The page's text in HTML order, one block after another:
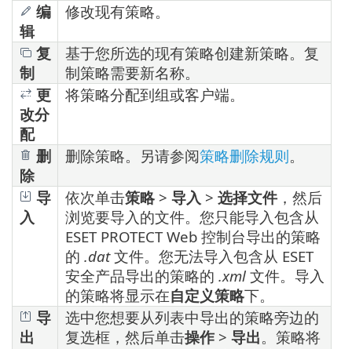
编
辑
修改现有策略。
复
制
基于您所选的现有策略创建新策略。复
制策略需要新名称。
更
改分
配
将策略分配到组或客户端。
删
除
删除策略。另请参阅策略删除规则。
导
入
依次单击策略 > 导入 > 选择文件 ，然后
浏览要导入的文件。您只能导入包含从
ESET PROTECT Web 控制台导出的策略
的 .dat文件。您无法导入包含从 ESET
安全产品导出的策略的 .xml 文件。导入
的策略将显示在自定义策略下。
导
出
选中您想要从列表中导出的策略旁边的
复选框，然后单击操作 > 导出。策略将